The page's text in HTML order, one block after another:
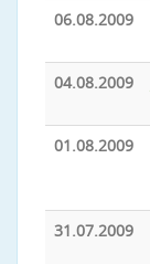
06.08.2009
04.08.2009
01.08.2009
31.07.2009